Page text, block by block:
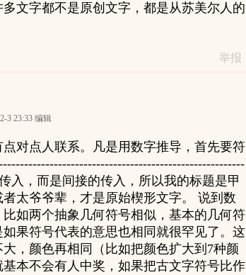
文字都不是原创文字，都是从苏美尔人的
举报
3 23:33 编辑
对点人联系。凡是用数字推导，首先要符
入，而是间接的传入，所以我的标题是甲
太爷爷辈，才是原始楔形文字。 说到数
如两个抽象几何符号相似，基本的几何符
果符号代表的意思也相同就很罕见了。这
，颜色再相同（比如把颜色扩大到7种颜
本不会有人中奖，如果把古文字符号比作